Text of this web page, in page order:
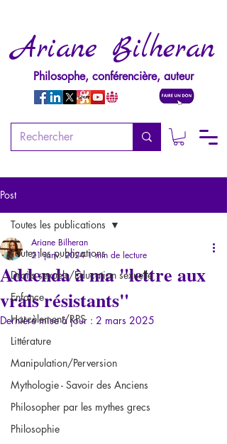
Ariane Bilheran
Philosophe, conférencière, auteur
Post
Toutes les publications
Droits sexuels/Education sexuelle
Enfance
Harcèlement/RPS
Littérature
Manipulation/Perversion
Mythologie - Savoir des Anciens
Philosopher par les mythes grecs
Philosophie
Toutes les publications
Addenda à ma "lettre aux
vrais résistants"
Ariane Bilheran
21 janv. 2024 1 min de lecture
Dernière mise à jour : 2 mars 2025